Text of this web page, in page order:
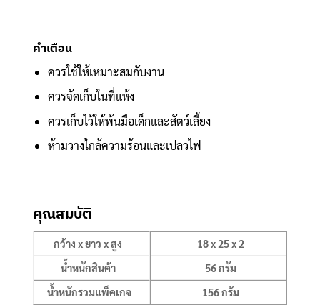
คำเตือน
ควรใช้ให้เหมาะสมกับงาน
ควรจัดเก็บในที่แห้ง
ควรเก็บไว้ให้พ้นมือเด็กและสัตว์เลี้ยง
ห้ามวางใกล้ความร้อนและเปลวไฟ
คุณสมบัติ
กว้าง x ยาว x สูง
18 x 25 x 2
น้ำหนักสินค้า
56 กรัม
น้ำหนักรวมแพ็คเกจ
156 กรัม